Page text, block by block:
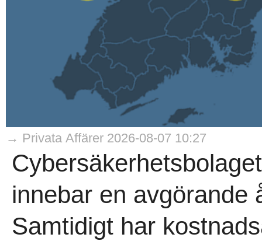
→ Privata Affärer 2026-08-07 10:27
innebar en avgörande
Samtidigt har